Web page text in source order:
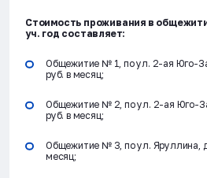
Стоимость проживания в
уч. год составляет:
Общежитие № 1, по ул. 2-ая Юго-
руб. в месяц;
Общежитие № 2, по ул. 2-ая Юго-
руб. в месяц;
Общежитие № 3, по ул. Яруллина,
месяц;